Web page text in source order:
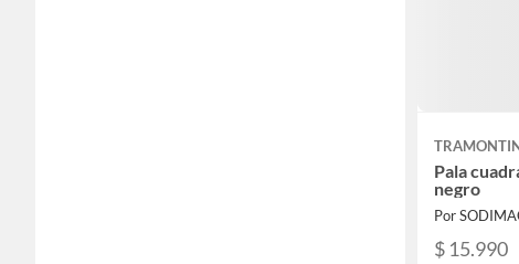
Pala
negro
Por
$ 15.990